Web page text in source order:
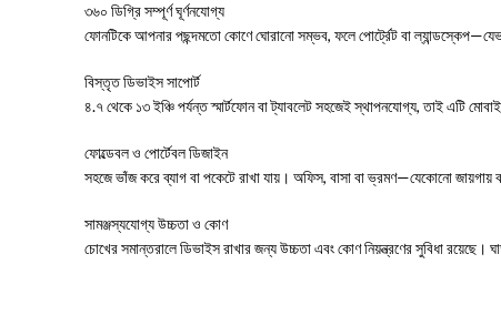
৩৬০ ডিগ্রি সম্পূর্ণ ঘূর্ণনযোগ্য
ফোনটিকে আপনার পছন্দমতো কোণে ঘোরানো সম্ভব, ফলে পোর্ট্রেট বা
বিস্তৃত ডিভাইস সাপোর্ট
৪.৭ থেকে ১৩ ইঞ্চি পর্যন্ত স্মার্টফোন বা ট্যাবলেট সহজেই স্থাপনযোগ্য, তাই এটি
ফোল্ডেবল ও পোর্টেবল ডিজাইন
সহজে ভাঁজ করে ব্যাগ বা পকেটে রাখা যায়। অফিস, বাসা বা ভ্রমণ—যেকোনো
সামঞ্জস্যযোগ্য উচ্চতা ও কোণ
চোখের সমান্তরালে ডিভাইস রাখার জন্য উচ্চতা এবং কোণ নিয়ন্ত্রণের সুবিধা রয়েছে।